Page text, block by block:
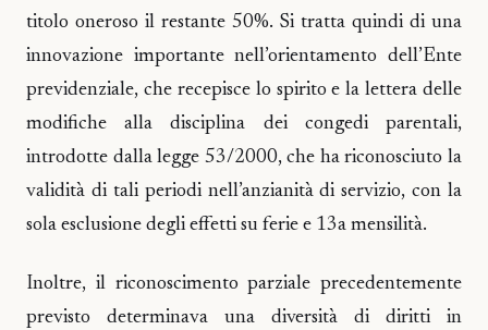
titolo oneroso il restante 50%. Si tratta quindi di una
innovazione importante nell’orientamento dell’Ente
previdenziale, che recepisce lo spirito e la lettera delle
modifiche alla disciplina dei congedi parentali,
introdotte dalla legge 53/2000, che ha riconosciuto la
validità di tali periodi nell’anzianità di servizio, con la
sola esclusione degli effetti su ferie e 13a mensilità.
Inoltre, il riconoscimento parziale precedentemente
previsto determinava una diversità di diritti in